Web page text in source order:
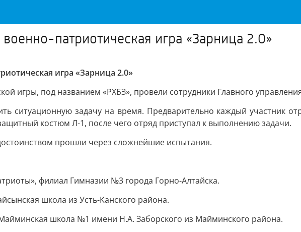
патриотическая игра «Зарница 2.0»
игра «Зарница 2.0»
игры, под названием «РХБЗ», провели сотрудники Главного
ситуационную задачу на время. Предварительно каждый участник
костюм Л-1, после чего отряд приступал к выполнению задачи.
прошли через сложнейшие испытания.
филиал Гимназии №3 города Горно-Алтайска.
школа из Усть-Канского района.
школа №1 имени Н.А. Заборского из Майминского района.